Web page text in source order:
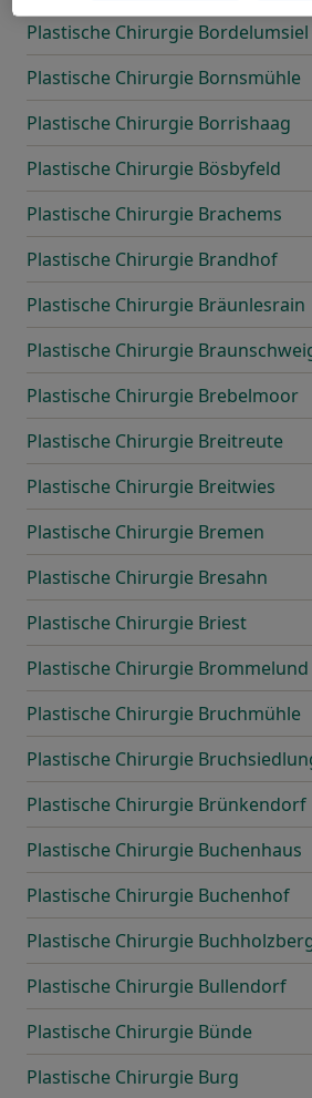
Plastische Chirurgie Bordelumsiel
Plastische Chirurgie Bornsmühle
Plastische Chirurgie Borrishaag
Plastische Chirurgie Bösbyfeld
Plastische Chirurgie Brachems
Plastische Chirurgie Brandhof
Plastische Chirurgie Bräunlesrain
Plastische Chirurgie
Plastische Chirurgie Brebelmoor
Plastische Chirurgie Breitreute
Plastische Chirurgie Breitwies
Plastische Chirurgie Bremen
Plastische Chirurgie Bresahn
Plastische Chirurgie Briest
Plastische Chirurgie Brommelund
Plastische Chirurgie Bruchmühle
Plastische Chirurgie
Plastische Chirurgie Brünkendorf
Plastische Chirurgie Buchenhaus
Plastische Chirurgie Buchenhof
Plastische Chirurgie
Plastische Chirurgie Bullendorf
Plastische Chirurgie Bünde
Plastische Chirurgie Burg